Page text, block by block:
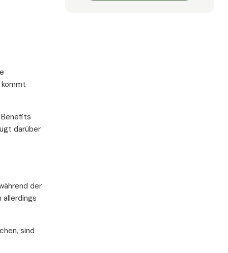
darüber
der
allerdings
sind